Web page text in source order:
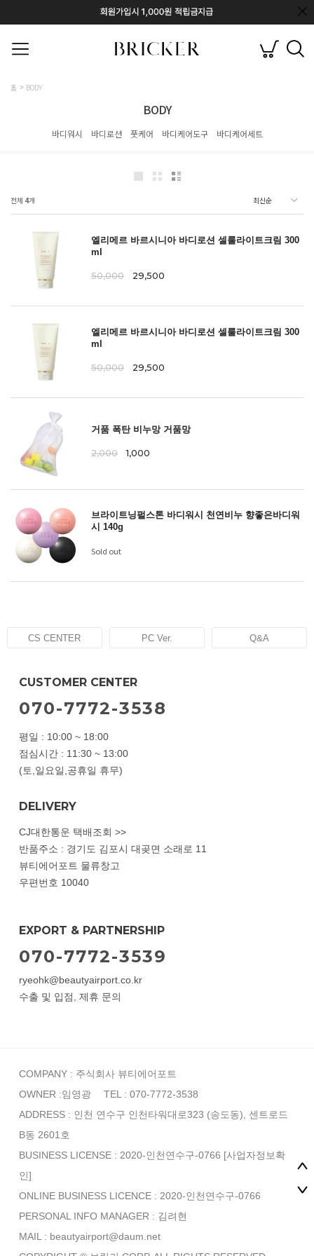
홈 BODY
BODY
바디워시 바디로션 풋케어 바디케어도구 바디케어세트
전체 4개
엘리메르 바르시니아 바디로션 셀룰라이트크림 300
ml
50,000 29,500
엘리메르 바르시니아 바디로션 셀룰라이트크림 300
ml
50,000 29,500
거품 폭탄 비누망 거품망
2,000 1,000
브라이트닝펄스톤 바디워시 천연비누 향좋은바디워
시 140g
Sold out
CS CENTER PC Ver. Q&A
CUSTOMER CENTER
070-7772-3538
평일 : 10:00 ~ 18:00
점심시간 : 11:30 ~ 13:00
(토,일요일,공휴일 휴무)
DELIVERY
CJ대한통운 택배조회 >>
반품주소 : 경기도 김포시 대곶면 소래로 11
뷰티에어포트 물류창고
우편번호 10040
EXPORT & PARTNERSHIP
070-7772-3539
ryeohk@beautyairport.co.kr
수출 및 입점, 제휴 문의
COMPANY : 주식회사 뷰티에어포트
OWNER :임영광
TEL : 070-7772-3538
ADDRESS : 인천 연수구 인천타워대로323 (송도동), 센트로드
B동 2601호
BUSINESS LICENSE : 2020-인천연수구-0766 [사업자정보확
인]
ONLINE BUSINESS LICENCE : 2020-인천연수구-0766
PERSONAL INFO MANAGER : 김려현
MAIL : beautyairport@daum.net